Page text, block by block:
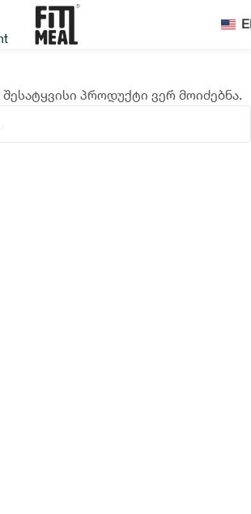
პროდუქტი ვერ მოიძებნა.